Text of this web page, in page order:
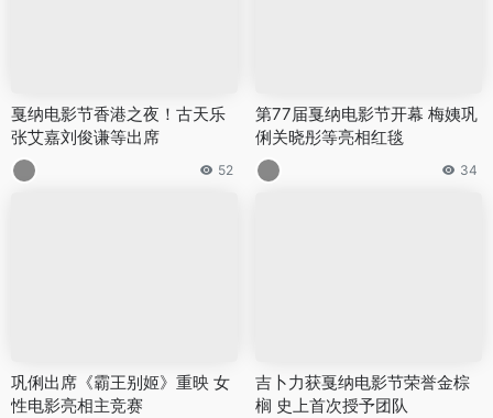
戛纳电影节香港之夜！古天乐
张艾嘉刘俊谦等出席
52
第77届戛纳电影节开幕 梅姨巩
俐关晓彤等亮相红毯
34
巩俐出席《霸王别姬》重映 女
性电影亮相主竞赛
吉卜力获戛纳电影节荣誉金棕
榈 史上首次授予团队